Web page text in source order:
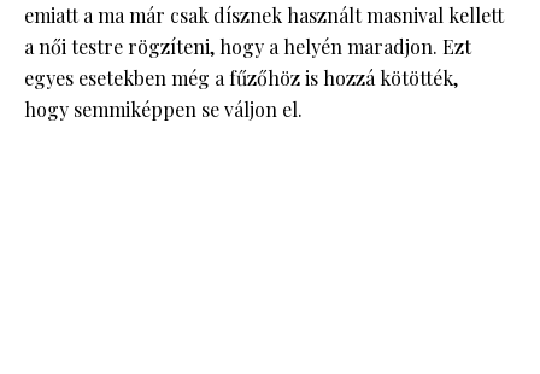
emiatt a ma már csak dísznek használt masnival kellett
a női testre rögzíteni, hogy a helyén maradjon. Ezt
egyes esetekben még a fűzőhöz is hozzá kötötték,
hogy semmiképpen se váljon el.